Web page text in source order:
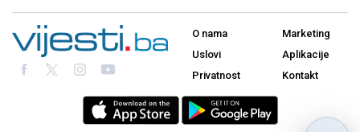
O nama
Uslovi
Privatnost
Marketing
Aplikacije
Kontakt